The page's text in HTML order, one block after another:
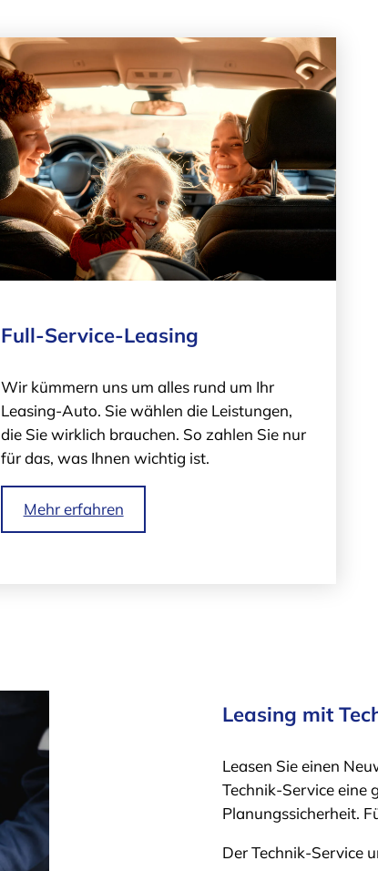
Full-Service-Leasing
Wir kümmern uns um alles rund um Ihr
Leasing-Auto. Sie wählen die Leistungen,
die Sie wirklich brauchen. So zahlen Sie nur
für das, was Ihnen wichtig ist.
Mehr erfahren
Leasing mit
Leasen Sie einen
Technik-Service eine
Planungssicherheit.
Der Technik-Service